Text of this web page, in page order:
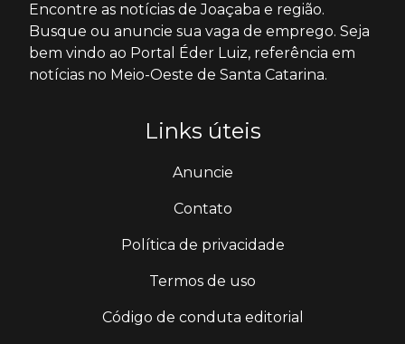
Encontre as notícias de Joaçaba e região.
Busque ou anuncie sua vaga de emprego. Seja
bem vindo ao Portal Éder Luiz, referência em
notícias no Meio-Oeste de Santa Catarina.
Links úteis
Anuncie
Contato
Política de privacidade
Termos de uso
Código de conduta editorial